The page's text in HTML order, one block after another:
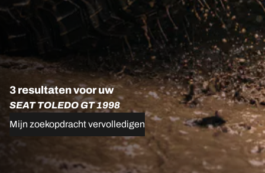
3 resultaten voor uw
SEAT TOLEDO GT 1998
Mijn zoekopdracht vervolledigen